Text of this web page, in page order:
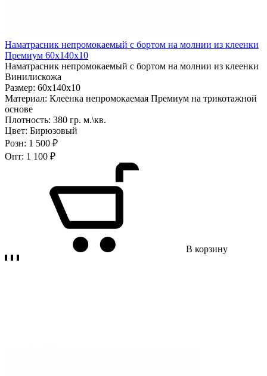
Наматрасник непромокаемый с бортом на молнии из клеенки
Премиум 60х140х10
Наматрасник непромокаемый с бортом на молнии из клеенки
Винилискожа
Размер: 60х140х10
Материал: Клеенка непромокаемая Премиум на трикотажной
основе
Плотность: 380 гр. м.\кв.
Цвет: Бирюзовый
Розн: 1 500 ₽
Опт: 1 100 ₽
В корзину